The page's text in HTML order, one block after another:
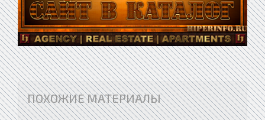
ПОХОЖИЕ МАТЕРИАЛЫ